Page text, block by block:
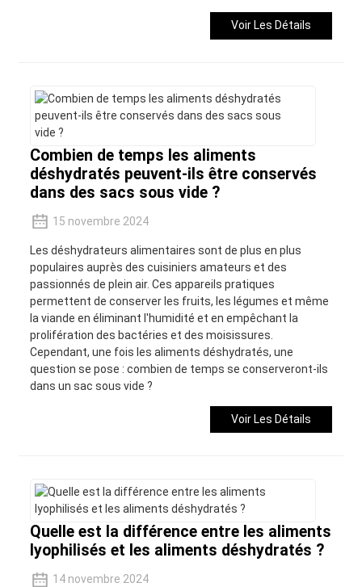
Voir Les Détails
Combien de temps les aliments
déshydratés peuvent-ils être conservés
dans des sacs sous vide ?
15 novembre 2024
Les déshydrateurs alimentaires sont de plus en plus
populaires auprès des cuisiniers amateurs et des
passionnés de plein air. Ces appareils pratiques
permettent de conserver les fruits, les légumes et même
la viande en éliminant l'humidité et en empêchant la
prolifération des bactéries et des moisissures.
Cependant, une fois les aliments déshydratés, une
question se pose : combien de temps se conserveront-ils
dans un sac sous vide ?
Voir Les Détails
Quelle est la différence entre les aliments
lyophilisés et les aliments déshydratés ?
14 novembre 2024